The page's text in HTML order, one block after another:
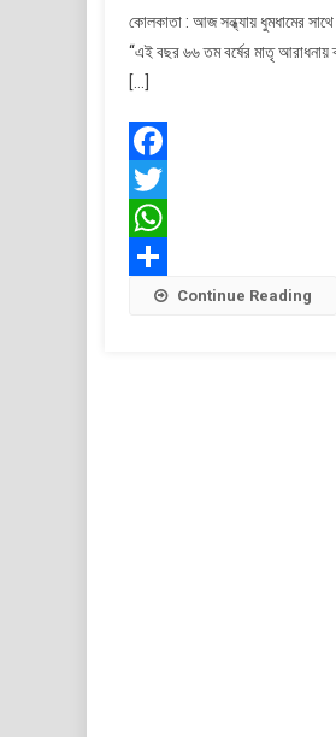
কোলকাতা : আজ সন্ধ্যায় ধুমধামের
“এই বছর ৬৬ তম বর্ষের মাতৃ আরাধনায়
[…]
Facebook
Twitter
WhatsApp
Share Continue Reading